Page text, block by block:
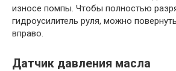
износе помпы. Чтобы полностью
гидроусилитель руля, можно
вправо.
Датчик давления масла